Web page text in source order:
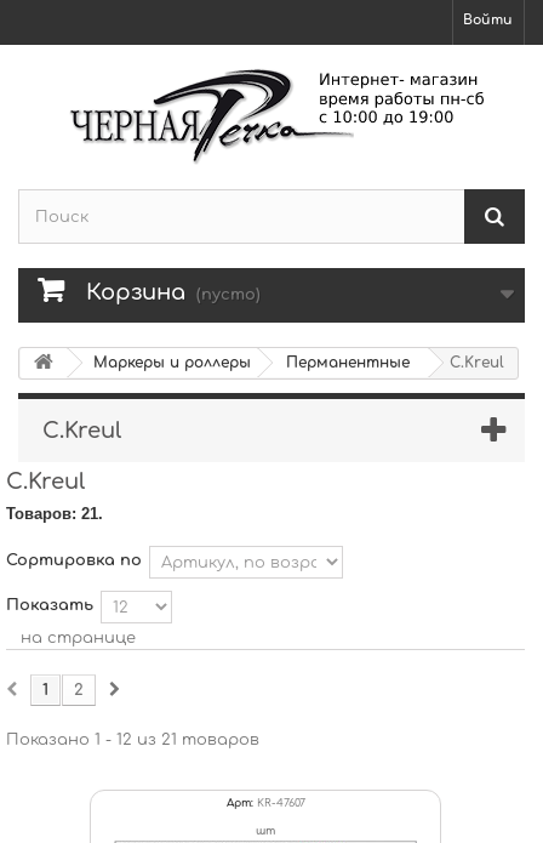
Войти
Корзина (пусто)
Маркеры и роллеры Перманентные C.Kreul
C.Kreul
C.Kreul
Товаров: 21.
Сортировка по
Показать
на странице
1 2
Показано 1 - 12 из 21 товаров
Арт: KR-47607
шт